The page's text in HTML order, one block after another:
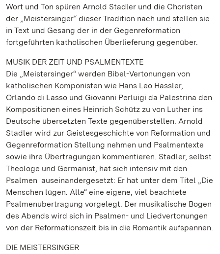
Wort und Ton spüren Arnold Stadler und die Choristen
der „Meistersinger“ dieser Tradition nach und stellen sie
in Text und Gesang der in der Gegenreformation
fortgeführten katholischen Überlieferung gegenüber.
MUSIK DER ZEIT UND PSALMENTEXTE
Die „Meistersinger“ werden Bibel-Vertonungen von
katholischen Komponisten wie Hans Leo Hassler,
Orlando di Lasso und Giovanni Perluigi da Palestrina den
Kompositionen eines Heinrich Schütz zu von Luther ins
Deutsche übersetzten Texte gegenüberstellen. Arnold
Stadler wird zur Geistesgeschichte von Reformation und
Gegenreformation Stellung nehmen und Psalmentexte
sowie ihre Übertragungen kommentieren. Stadler, selbst
Theologe und Germanist, hat sich intensiv mit den
Psalmen auseinandergesetzt: Er hat unter dem Titel „Die
Menschen lügen. Alle“ eine eigene, viel beachtete
Psalmenübertragung vorgelegt. Der musikalische Bogen
des Abends wird sich in Psalmen- und Liedvertonungen
von der Reformationszeit bis in die Romantik aufspannen.
DIE MEISTERSINGER